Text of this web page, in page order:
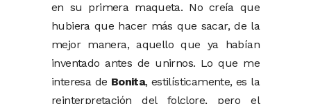
en su primera maqueta. No creía que
hubiera que hacer más que sacar, de la
mejor manera, aquello que ya habían
inventado antes de unirnos. Lo que me
interesa de Bonita, estilísticamente, es la
reinterpretación del folclore, pero el